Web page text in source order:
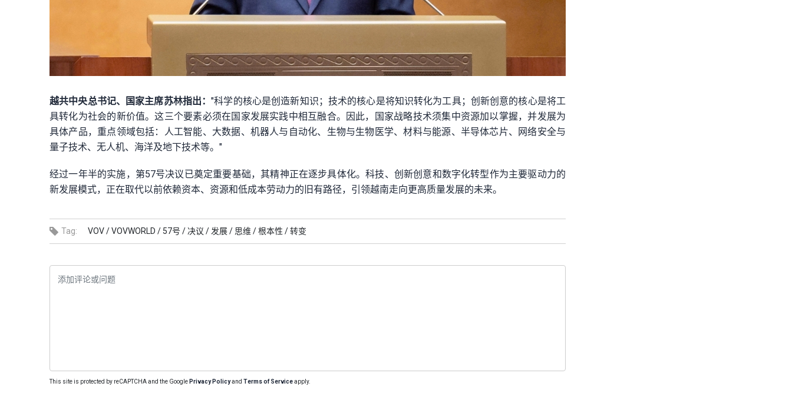
越共中央总书记、国家主席苏林指出："科学的核心是创造新知识；技术的核心是将知识转化为工具；创新创意的核心是将工
具转化为社会的新价值。这三个要素必须在国家发展实践中相互融合。因此，国家战略技术须集中资源加以掌握，并发展为
具体产品，重点领域包括：人工智能、大数据、机器人与自动化、生物与生物医学、材料与能源、半导体芯片、网络安全与
量子技术、无人机、海洋及地下技术等。"
经过一年半的实施，第57号决议已奠定重要基础，其精神正在逐步具体化。科技、创新创意和数字化转型作为主要驱动力的
新发展模式，正在取代以前依赖资本、资源和低成本劳动力的旧有路径，引领越南走向更高质量发展的未来。
Tag: VOV /VOVWORLD / 57号 / 决议 / 发展 / 思维 /根本性 /转变
This site is protected by reCAPTCHA and the Google Privacy Policyand Terms of Serviceapply.